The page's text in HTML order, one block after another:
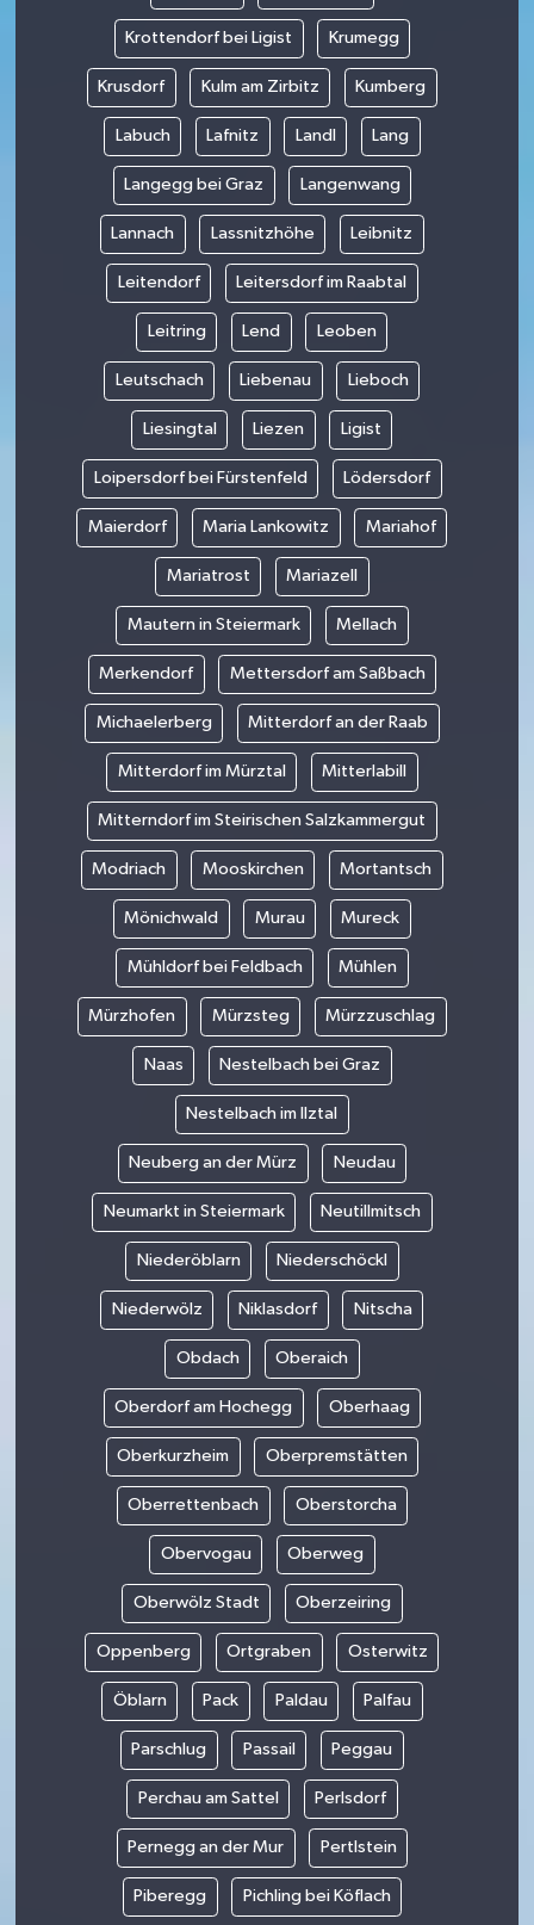
Krottendorf bei Ligist Krumegg
Krusdorf Kulm am Zirbitz Kumberg
Labuch Lafnitz Landl Lang
Langegg bei Graz Langenwang
Lannach Lassnitzhöhe Leibnitz
Leitendorf Leitersdorf im Raabtal
Leitring Lend Leoben
Leutschach Liebenau Lieboch
Liesingtal Liezen Ligist
Loipersdorf bei Fürstenfeld Lödersdorf
Maierdorf Maria Lankowitz Mariahof
Mariatrost Mariazell
Mautern in Steiermark Mellach
Merkendorf Mettersdorf am Saßbach
Michaelerberg Mitterdorf an der Raab
Mitterdorf im Mürztal Mitterlabill
Mitterndorf im Steirischen Salzkammergut
Modriach Mooskirchen Mortantsch
Mönichwald Murau Mureck
Mühldorf bei Feldbach Mühlen
Mürzhofen Mürzsteg Mürzzuschlag
Naas Nestelbach bei Graz
Nestelbach im Ilztal
Neuberg an der Mürz Neudau
Neumarkt in Steiermark Neutillmitsch
Niederöblarn Niederschöckl
Niederwölz Niklasdorf Nitscha
Obdach Oberaich
Oberdorf am Hochegg Oberhaag
Oberkurzheim Oberpremstätten
Oberrettenbach Oberstorcha
Obervogau Oberweg
Oberwölz Stadt Oberzeiring
Oppenberg Ortgraben Osterwitz
Öblarn Pack Paldau Palfau
Parschlug Passail Peggau
Perchau am Sattel Perlsdorf
Pernegg an der Mur Pertlstein
Piberegg Pichling bei Köflach